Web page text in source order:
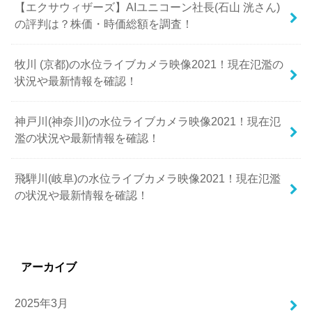
【エクサウィザーズ】AIユニコーン社長(石山 洸さん)
の評判は？株価・時価総額を調査！
牧川 (京都)の水位ライブカメラ映像2021！現在氾濫の
状況や最新情報を確認！
神戸川(神奈川)の水位ライブカメラ映像2021！現在氾
濫の状況や最新情報を確認！
飛騨川(岐阜)の水位ライブカメラ映像2021！現在氾濫
の状況や最新情報を確認！
アーカイブ
2025年3月